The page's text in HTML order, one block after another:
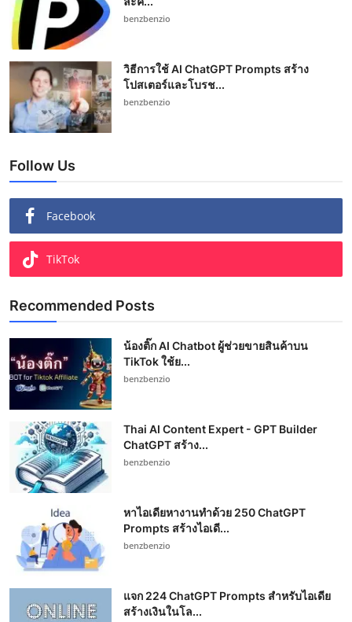
benzbenzio
วิธีการใช้ AI ChatGPT Prompts สร้าง
โปสเตอร์และโบรช...
benzbenzio
Follow Us
Facebook
TikTok
Recommended Posts
น้องติ๊ก AI Chatbot ผู้ช่วยขายสินค้าบน
TikTok ใช้ย...
benzbenzio
Thai AI Content Expert - GPT Builder
ChatGPT สร้าง...
benzbenzio
หาไอเดียหางานทำด้วย 250 ChatGPT
Prompts สร้างไอเดี...
benzbenzio
แจก 224 ChatGPT Prompts สำหรับไอเดีย
สร้างเงินในโล...